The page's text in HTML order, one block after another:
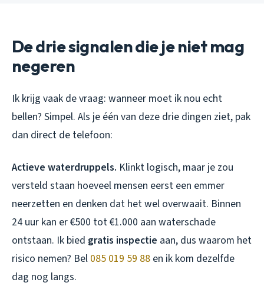
De drie signalen die je niet mag
negeren
Ik krijg vaak de vraag: wanneer moet ik nou echt
bellen? Simpel. Als je één van deze drie dingen ziet, pak
dan direct de telefoon:
Actieve waterdruppels. Klinkt logisch, maar je zou
versteld staan hoeveel mensen eerst een emmer
neerzetten en denken dat het wel overwaait. Binnen
24 uur kan er €500 tot €1.000 aan waterschade
ontstaan. Ik bied gratis inspectie aan, dus waarom het
risico nemen? Bel 085 019 59 88 en ik kom dezelfde
dag nog langs.